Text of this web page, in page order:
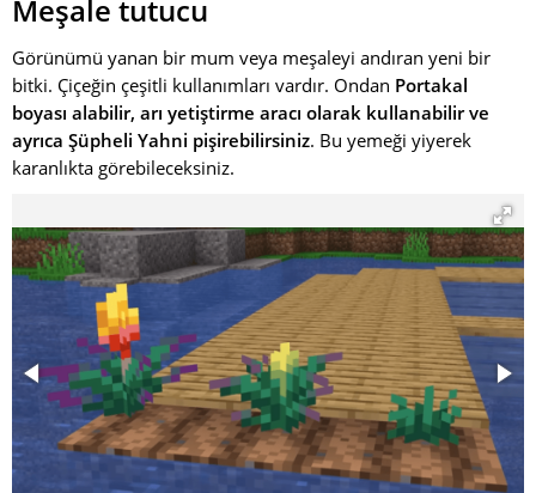
Meşale tutucu
Görünümü yanan bir mum veya meşaleyi andıran yeni bir
bitki. Çiçeğin çeşitli kullanımları vardır. Ondan Portakal
boyası alabilir, arı yetiştirme aracı olarak kullanabilir ve
ayrıca Şüpheli Yahni pişirebilirsiniz. Bu yemeği yiyerek
karanlıkta görebileceksiniz.